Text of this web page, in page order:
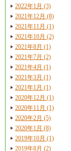
2022年1月 (3)
2021年12月 (8)
2021年11月 (1)
2021年10月 (2)
2021年8月 (1)
2021年7月 (2)
2021年4月 (1)
2021年3月 (1)
2021年1月 (1)
2020年12月 (1)
2020年11月 (1)
2020年2月 (5)
2020年1月 (8)
2019年10月 (1)
2019年8月 (2)